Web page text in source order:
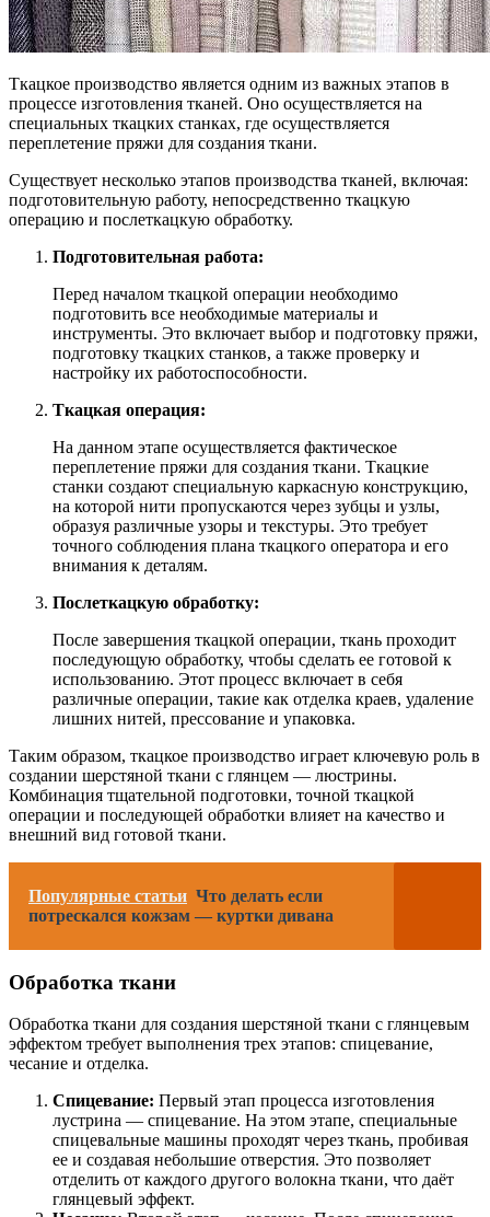
Ткацкое производство является одним из важных этапов в
процессе изготовления тканей. Оно осуществляется на
специальных ткацких станках, где осуществляется
переплетение пряжи для создания ткани.
Существует несколько этапов производства тканей, включая:
подготовительную работу, непосредственно ткацкую
операцию и послеткацкую обработку.
Подготовительная работа:
Перед началом ткацкой операции необходимо
подготовить все необходимые материалы и
инструменты. Это включает выбор и подготовку пряжи,
подготовку ткацких станков, а также проверку и
настройку их работоспособности.
Ткацкая операция:
На данном этапе осуществляется фактическое
переплетение пряжи для создания ткани. Ткацкие
станки создают специальную каркасную конструкцию,
на которой нити пропускаются через зубцы и узлы,
образуя различные узоры и текстуры. Это требует
точного соблюдения плана ткацкого оператора и его
внимания к деталям.
Послеткацкую обработку:
После завершения ткацкой операции, ткань проходит
последующую обработку, чтобы сделать ее готовой к
использованию. Этот процесс включает в себя
различные операции, такие как отделка краев, удаление
лишних нитей, прессование и упаковка.
Таким образом, ткацкое производство играет ключевую роль в
создании шерстяной ткани с глянцем — люстрины.
Комбинация тщательной подготовки, точной ткацкой
операции и последующей обработки влияет на качество и
внешний вид готовой ткани.
Популярные статьи Что делать если
потрескался кожзам — куртки дивана
Обработка ткани
Обработка ткани для создания шерстяной ткани с глянцевым
эффектом требует выполнения трех этапов: спицевание,
чесание и отделка.
Спицевание: Первый этап процесса изготовления
лустрина — спицевание. На этом этапе, специальные
спицевальные машины проходят через ткань, пробивая
ее и создавая небольшие отверстия. Это позволяет
отделить от каждого другого волокна ткани, что даёт
глянцевый эффект.